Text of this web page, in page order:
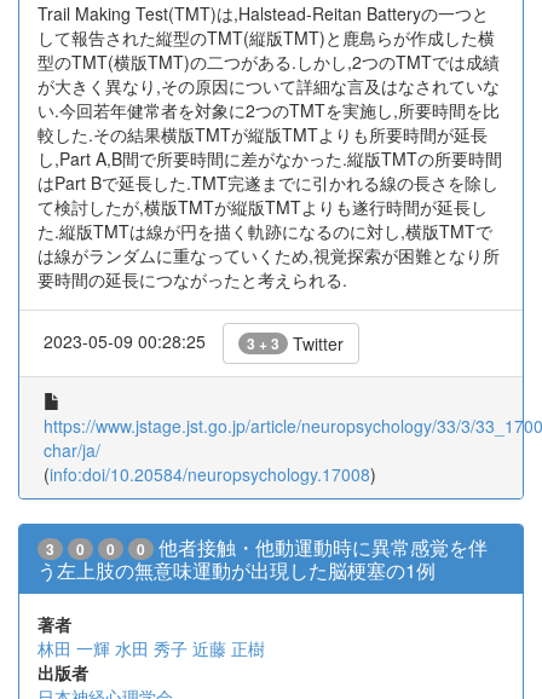
Trail Making Test(TMT)は,Halstead-Reitan Batteryの一つと
して報告された縦型のTMT(縦版TMT)と鹿島らが作成した横
型のTMT(横版TMT)の二つがある.しかし,2つのTMTでは成績
が大きく異なり,その原因について詳細な言及はなされていな
い.今回若年健常者を対象に2つのTMTを実施し,所要時間を比
較した.その結果横版TMTが縦版TMTよりも所要時間が延長
し,Part A,B間で所要時間に差がなかった.縦版TMTの所要時間
はPart Bで延長した.TMT完遂までに引かれる線の長さを除し
て検討したが,横版TMTが縦版TMTよりも遂行時間が延長し
た.縦版TMTは線が円を描く軌跡になるのに対し,横版TMTで
は線がランダムに重なっていくため,視覚探索が困難となり所
要時間の延長につながったと考えられる.
2023-05-09 00:28:25 3 + 3 Twitter
https://www.jstage.jst.go.jp/article/neuropsychology/33/3/
char/ja/
(info:doi/10.20584/neuropsychology.17008)
3 0 0 0
他者接触・他動運動時に異常感覚を伴
う左上肢の無意味運動が出現した脳梗塞の1例
著者
林田 一輝 水田 秀子 近藤 正樹
出版者